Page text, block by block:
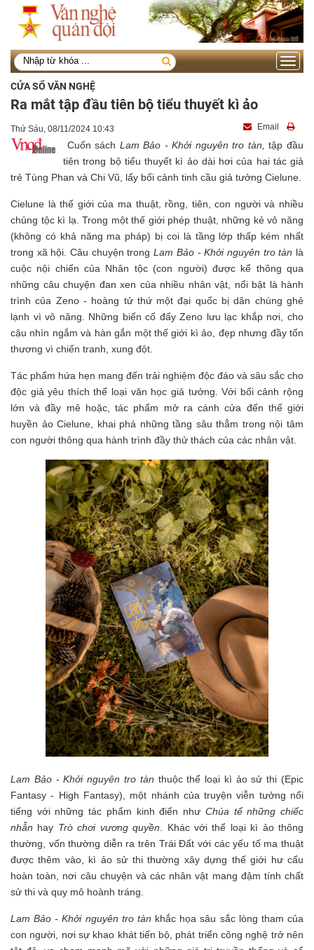
Toggle
CỬA SỔ VĂN NGHỆ
Ra mắt tập đầu tiên bộ tiểu thuyết kì ảo
Thứ Sáu, 08/11/2024 10:43 Email
Cuốn sách Lam Bảo - Khởi nguyên tro tàn, tập đầu
tiên trong bộ tiểu thuyết kì ảo dài hơi của hai tác giả
trẻ Tùng Phan và Chi Vũ, lấy bối cảnh tinh cầu giả tưởng Cielune.
Cielune là thế giới của ma thuật, rồng, tiên, con người và nhiều
chủng tộc kì lạ. Trong một thế giới phép thuật, những kẻ vô năng
(không có khả năng ma pháp) bị coi là tầng lớp thấp kém nhất
trong xã hội. Câu chuyện trongLam Bảo - Khởi nguyên tro tàn là
cuộc nội chiến của Nhân tộc (con người) được kể thông qua
những câu chuyện đan xen của nhiều nhân vật, nổi bật là hành
trình của Zeno - hoàng tử thứ một đại quốc bị dân chúng ghẻ
lạnh vì vô năng. Những biến cố đẩy Zeno lưu lạc khắp nơi, cho
cậu nhìn ngắm và hàn gắn một thế giới kì ảo, đẹp nhưng đầy tổn
thương vì chiến tranh, xung đột.
Tác phẩm hứa hẹn mang đến trải nghiệm độc đáo và sâu sắc cho
độc giả yêu thích thể loại văn học giả tưởng. Với bối cảnh rộng
lớn và đầy mê hoặc, tác phẩm mở ra cánh cửa đến thế giới
huyền ảo Cielune, khai phá những tầng sâu thẳm trong nội tâm
con người thông qua hành trình đầy thử thách của các nhân vật.
Lam Bảo - Khởi nguyên tro tàn thuộc thể loại kì ảo sử thi (Epic
Fantasy - High Fantasy), một nhánh của truyện viễn tưởng nổi
tiếng với những tác phẩm kinh điển như Chúa tể những chiếc
nhẫn hay Trò chơi vương quyền. Khác với thể loại kì ảo thông
thường, vốn thường diễn ra trên Trái Đất với các yếu tố ma thuật
được thêm vào, kì ảo sử thi thường xây dựng thế giới hư cấu
hoàn toàn, nơi câu chuyện và các nhân vật mang đậm tính chất
sử thi và quy mô hoành tráng.
Lam Bảo - Khởi nguyên tro tàn khắc họa sâu sắc lòng tham của
con người, nơi sự khao khát tiến bộ, phát triển công nghệ trở nên